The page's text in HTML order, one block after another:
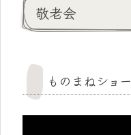
敬老会
ものまねショー